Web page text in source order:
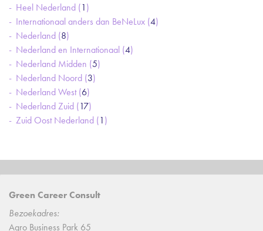
Heel Nederland (1)
Internationaal anders dan BeNeLux (4)
Nederland (8)
Nederland en Internationaal (4)
Nederland Midden (5)
Nederland Noord (3)
Nederland West (6)
Nederland Zuid (17)
Zuid Oost Nederland (1)
Green Career Consult
Bezoekadres:
Agro Business Park 65